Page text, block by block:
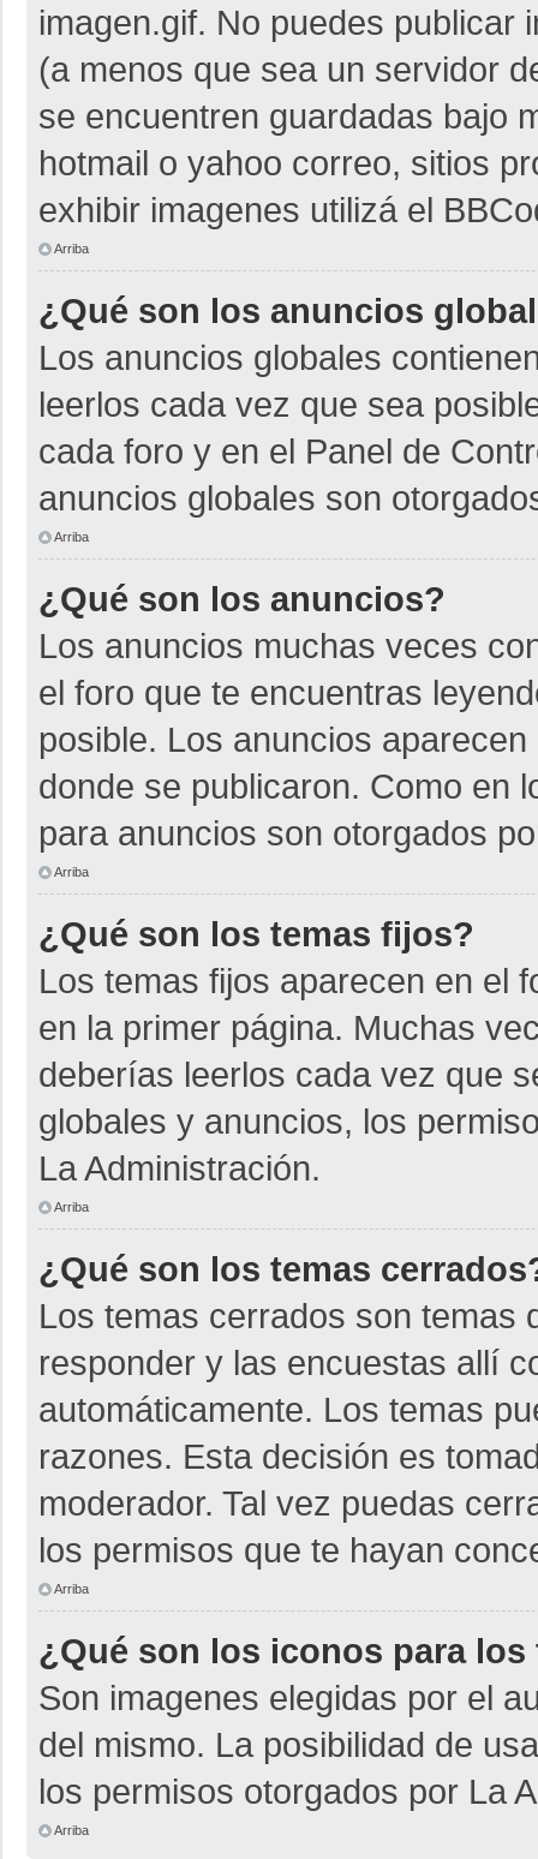
imagen.gif. No puedes publicar
(a menos que sea un servidor
se encuentren guardadas bajo
hotmail o yahoo correo, sitios
exhibir imagenes utilizá el
Arriba
¿Qué son los anuncios
Los anuncios globales
leerlos cada vez que sea
cada foro y en el Panel de
anuncios globales son
Arriba
¿Qué son los anuncios?
Los anuncios muchas veces
el foro que te encuentras
posible. Los anuncios
donde se publicaron. Como en
para anuncios son otorgados
Arriba
¿Qué son los temas fijos?
Los temas fijos aparecen en el
en la primer página. Muchas
deberías leerlos cada vez que
globales y anuncios, los
La Administración.
Arriba
¿Qué son los temas
Los temas cerrados son temas
responder y las encuestas allí
automáticamente. Los temas
razones. Esta decisión es
moderador. Tal vez puedas
los permisos que te hayan
Arriba
¿Qué son los iconos para los
Son imagenes elegidas por el
del mismo. La posibilidad de
los permisos otorgados por La
Arriba